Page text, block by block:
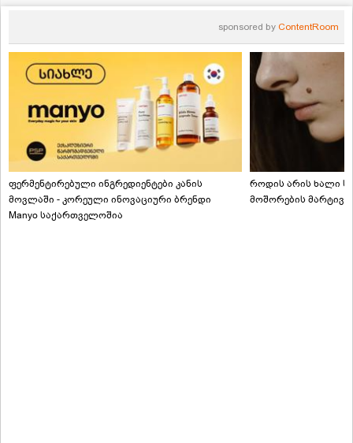
sponsored by ContentRoom
ფერმენტირებული ინგრედიენტები კანის
მოვლაში - კორეული ინოვაციური ბრენდი
Manyo საქართველოშია
როდის არის ხალი
მოშორების